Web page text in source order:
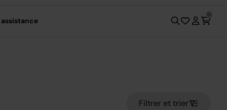
0
Filtrer et trier